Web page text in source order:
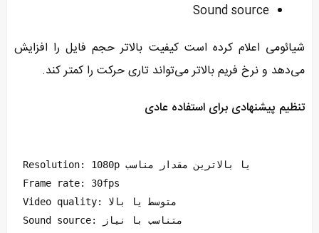
Sound source
شیائومی اعلام کرده است کیفیت بالاتر حجم فایل را افزایش
می‌دهد و نرخ فریم بالاتر می‌تواند تاری حرکت را کمتر کند.
تنظیم پیشنهادی برای استفاده عادی
Resolution: 1080p یا بالاترین مقدار مناسب
Frame rate: 30fps
Video quality: متوسط یا بالا
Sound source: متناسب با نیاز